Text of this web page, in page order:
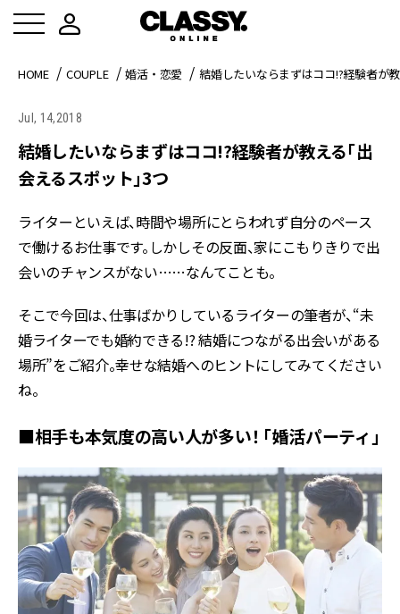
HOME COUPLE 婚活・恋愛 結婚したいならまずはココ!?経験者が
Jul, 14,2018
結婚したいならまずはココ!?経験者が教える「出
会えるスポット」3つ
ライターといえば、時間や場所にとらわれず自分のペース
で働けるお仕事です。しかしその反面、家にこもりきりで出
会いのチャンスがない……なんてことも。
そこで今回は、仕事ばかりしているライターの筆者が、“未
婚ライターでも婚約できる!? 結婚につながる出会いがある
場所”をご紹介。幸せな結婚へのヒントにしてみてください
ね。
■相手も本気度の高い人が多い！ 「婚活パーティ」